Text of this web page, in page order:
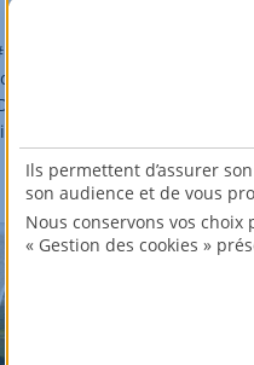
Emmanuel
réglementaire et
nous explique les
eu lieu sur DPE depuis
Ils permettent d’assurer
son audience et de vous
Nous conservons vos
« Gestion des cookies »